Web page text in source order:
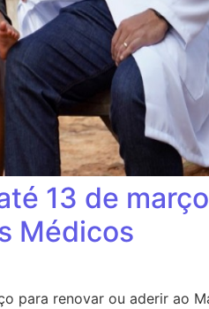
13 de
Médicos
para renovar ou aderir ao